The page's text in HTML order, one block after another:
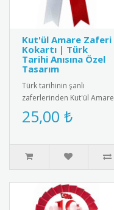
Kut'ül Amare Zaferi
Kokartı | Türk
Tarihi Anısına Özel
Tasarım
Türk tarihinin şanlı
zaferlerinden Kut'ül Amare
muharebesinin anısına
özel tasarlanmış kokart.
25,00 ₺